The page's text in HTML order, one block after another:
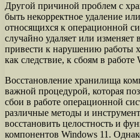
Другой причиной проблем с
быть некорректное удаление
относящихся к операционной
случайно удаляет или
привести к нарушению работы
как следствие, к сбоям в работе
Восстановление хранилища
важной процедурой, которая
сбои в работе операционной
различные методы и
восстановить целостность и
компонентов Windows 11.